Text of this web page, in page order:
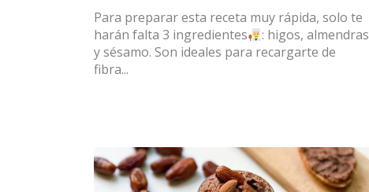
Para preparar esta receta muy rápida, solo te
harán falta 3 ingredientes
: higos, almendras
y sésamo. Son ideales para recargarte de
fibra...